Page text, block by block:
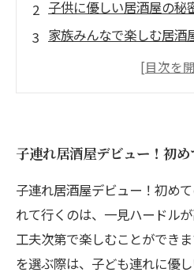
子供に優しい居酒屋の秘
家族みんなで楽しむ居酒
居酒屋の雰囲気を味わい
安心して楽しめる！おす
子どもも大人も満足！居
子連れ居酒屋デビュー！初
子連れ居酒屋デビュー！初め
れて行くのは、一見ハードル
工夫次第で楽しむことができ
を選ぶ際は、子ども連れに優